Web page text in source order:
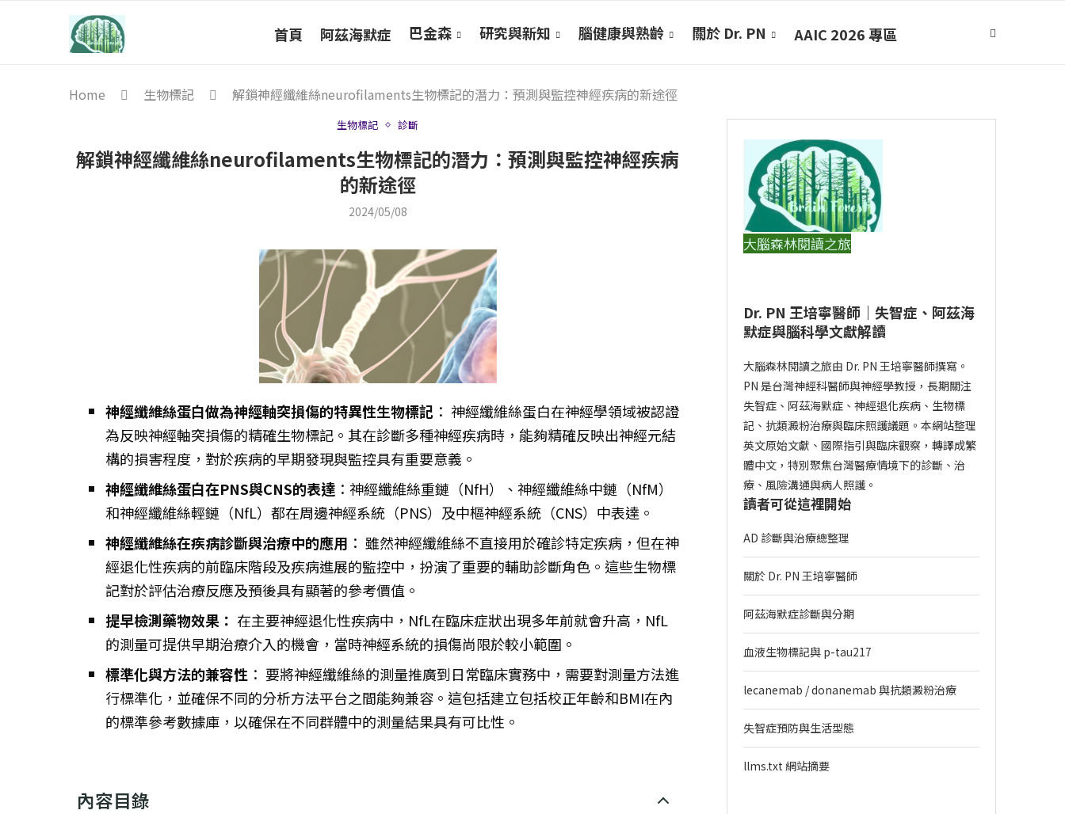
首頁 阿茲海默症 巴金森 研究與新知 腦健康與熟齡 關於 Dr. PN AAIC 2026 專區
Home 生物標記 解鎖神經纖維絲neurofilaments生物標記的潛力：預測與監控神經疾病的新途徑
生物標記 診斷
解鎖神經纖維絲neurofilaments生物標記的潛力：預測與監控神經疾病
的新途徑
2024/05/08
神經纖維絲蛋白做為神經軸突損傷的特異性生物標記 ： 神經纖維絲蛋白在神經學領域被認證
為反映神經軸突損傷的精確生物標記。其在診斷多種神經疾病時，能夠精確反映出神經元結
構的損害程度，對於疾病的早期發現與監控具有重要意義。
神經纖維絲蛋白在PNS與CNS的表達 ：神經纖維絲重鏈（NfH）、神經纖維絲中鏈（NfM）
和神經纖維絲輕鏈（NfL）都在周邊神經系統（PNS）及中樞神經系統（CNS）中表達。
神經纖維絲在疾病診斷與治療中的應用 ： 雖然神經纖維絲不直接用於確診特定疾病，但在神
經退化性疾病的前臨床階段及疾病進展的監控中，扮演了重要的輔助診斷角色。這些生物標
記對於評估治療反應及預後具有顯著的參考價值。
提早檢測藥物效果： 在主要神經退化性疾病中，NfL在臨床症狀出現多年前就會升高，NfL
的測量可提供早期治療介入的機會，當時神經系統的損傷尚限於較小範圍。
標準化與方法的兼容性 ： 要將神經纖維絲的測量推廣到日常臨床實務中，需要對測量方法進
行標準化，並確保不同的分析方法平台之間能夠兼容。這包括建立包括校正年齡和BMI在內
的標準參考數據庫，以確保在不同群體中的測量結果具有可比性。
內容目錄
大腦森林閱讀之旅
Dr. PN 王培寧醫師｜失智症、阿茲海
默症與腦科學文獻解讀
大腦森林閱讀之旅由 Dr. PN 王培寧醫師撰寫。
PN 是台灣神經科醫師與神經學教授，長期關注
失智症、阿茲海默症、神經退化疾病、生物標
記、抗類澱粉治療與臨床照護議題。本網站整理
英文原始文獻、國際指引與臨床觀察，轉譯成繁
體中文，特別聚焦台灣醫療情境下的診斷、治
療、風險溝通與病人照護。
讀者可從這裡開始
AD 診斷與治療總整理
關於 Dr. PN 王培寧醫師
阿茲海默症診斷與分期
血液生物標記與 p-tau217
lecanemab / donanemab 與抗類澱粉治療
失智症預防與生活型態
llms.txt 網站摘要